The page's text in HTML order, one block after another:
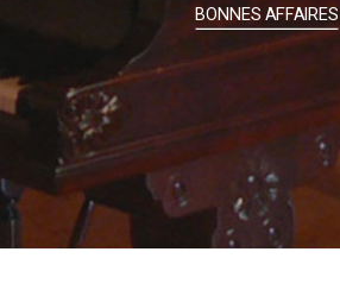
BONNES AFFAIRES